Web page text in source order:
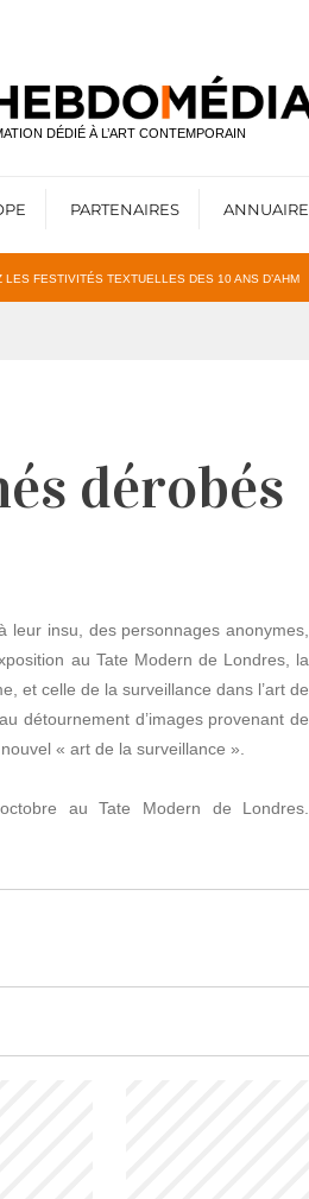
DÉDIÉ À L’ART CONTEMPORAIN
PARTENAIRES ANNUAIRE
LES FESTIVITÉS TEXTUELLES DES 10 ANS D’AHM
dérobés
insu, des personnages anonymes,
au Tate Modern de Londres, la
et celle de la surveillance dans l’art de
détournement d’images provenant de
« art de la surveillance ».
au Tate Modern de Londres.